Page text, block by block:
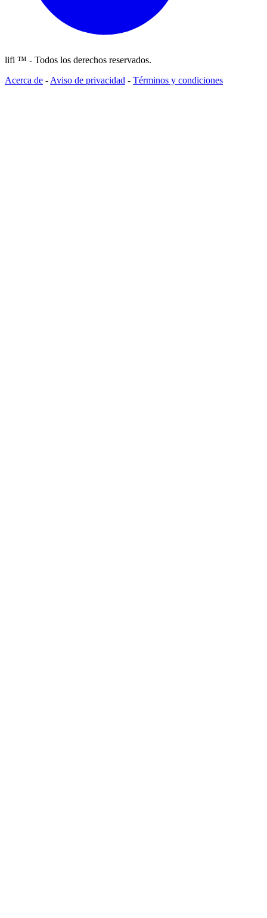
lifi ™ - Todos los derechos reservados.
Acerca de - Aviso de privacidad - Términos y condiciones